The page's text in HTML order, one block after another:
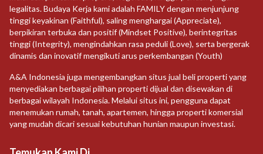
legalitas. Budaya Kerja kami adalah FAMILY dengan menjunjung
tinggi keyakinan (Faithful), saling menghargai (Appreciate),
berpikiran terbuka dan positif (Mindset Positive), berintegritas
tinggi (Integrity), mengindahkan rasa peduli (Love), serta bergerak
dinamis dan inovatif mengikuti arus perkembangan (Youth)
A&A Indonesia juga mengembangkan situs jual beli properti yang
menyediakan berbagai pilihan properti dijual dan disewakan di
berbagai wilayah Indonesia. Melalui situs ini, pengguna dapat
menemukan rumah, tanah, apartemen, hingga properti komersial
yang mudah dicari sesuai kebutuhan hunian maupun investasi.